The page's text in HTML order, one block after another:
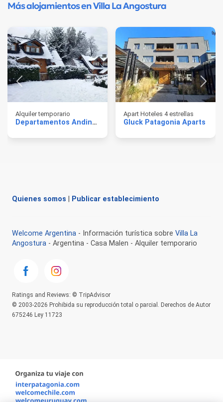
Más alojamientos en Villa La Angostura
Alquiler temporario
Departamentos Andinos
Apart Hoteles 4 estrellas
Gluck Patagonia Aparts
Quienes somos Publicar establecimiento
Welcome Argentina - Información turística sobre Villa La
Angostura - Argentina - Casa Malen - Alquiler temporario
Ratings and Reviews: © TripAdvisor
© 2003-2026 Prohibida su reproducción total o parcial. Derechos de Autor
675246 Ley 11723